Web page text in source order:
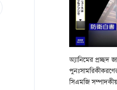
অ্যানিমের প্রচ্ছদ
সিএমজি